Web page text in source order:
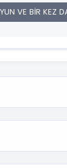
VE BİR KEZ